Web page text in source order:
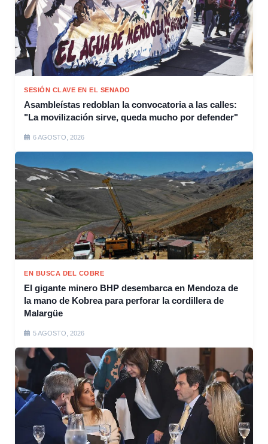
SESIÓN CLAVE EN EL SENADO
Asambleístas redoblan la convocatoria a las calles:
"La movilización sirve, queda mucho por defender"
6 AGOSTO, 2026
EN BUSCA DEL COBRE
El gigante minero BHP desembarca en Mendoza de
la mano de Kobrea para perforar la cordillera de
Malargüe
5 AGOSTO, 2026